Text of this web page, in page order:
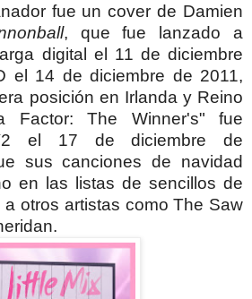
fue un cover de Damien
, que fue lanzado a
digital el 11 de diciembre
el 14 de diciembre de 2011,
posición en Irlanda y Reino
Factor: The Winner's" fue
el 17 de diciembre de
sus canciones de navidad
en las listas de sencillos de
otros artistas como The Saw